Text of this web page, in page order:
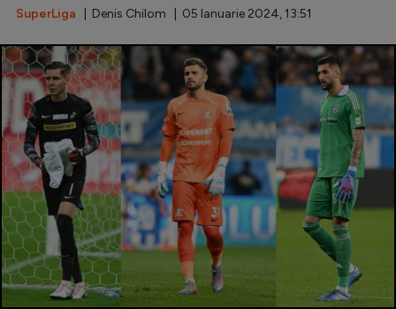
SuperLiga | Denis Chilom | 05 Ianuarie 2024, 13:51